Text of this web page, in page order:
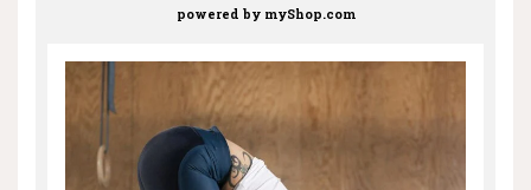
powered by myShop.com